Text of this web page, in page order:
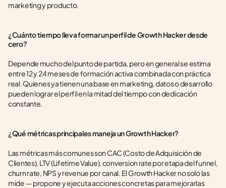
marketing y producto.
¿Cuánto tiempo lleva formar un perfil de Growth Hacker desde
cero?
Depende mucho del punto de partida, pero en general se estima
entre 12 y 24 meses de formación activa combinada con práctica
real. Quienes ya tienen una base en marketing, datos o desarrollo
pueden lograr el perfil en la mitad del tiempo con dedicación
constante.
¿Qué métricas principales maneja un Growth Hacker?
Las métricas más comunes son CAC (Costo de Adquisición de
Clientes), LTV (Lifetime Value), conversion rate por etapa del funnel,
churn rate, NPS y revenue por canal. El Growth Hacker no solo las
mide — propone y ejecuta acciones concretas para mejorarlas